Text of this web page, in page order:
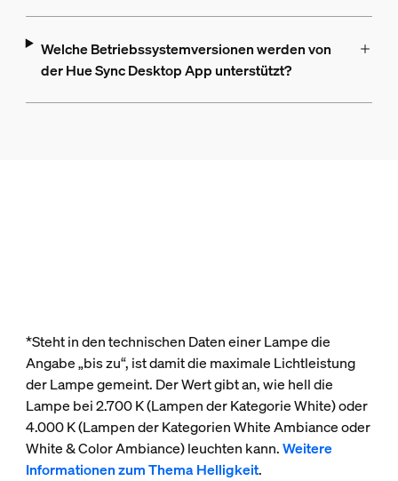
Welche Betriebssystemversionen werden von
der Hue Sync Desktop App unterstützt?
*Steht in den technischen Daten einer Lampe die
Angabe „bis zu“, ist damit die maximale Lichtleistung
der Lampe gemeint. Der Wert gibt an, wie hell die
Lampe bei 2.700 K (Lampen der Kategorie White) oder
4.000 K (Lampen der Kategorien White Ambiance oder
White & Color Ambiance) leuchten kann.Weitere
Informationen zum Thema Helligkeit.